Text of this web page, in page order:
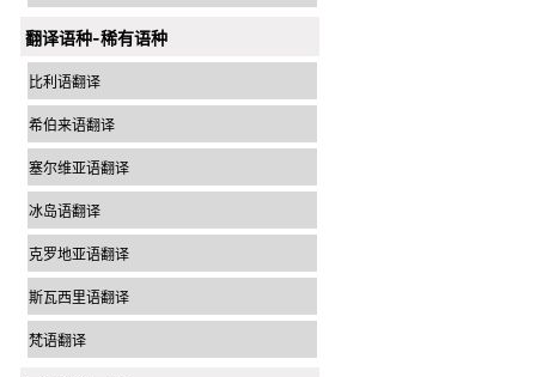
翻译语种-稀有语种
比利语翻译
希伯来语翻译
塞尔维亚语翻译
冰岛语翻译
克罗地亚语翻译
斯瓦西里语翻译
梵语翻译